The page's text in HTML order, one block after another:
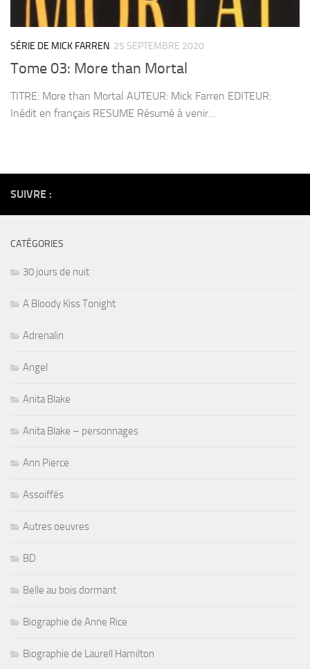
SÉRIE DE MICK FARREN 25 SEPTEMBRE 2020
Tome 03: More than Mortal
TITRE: More than Mortal AUTEUR: Mick Farren EDITEUR:
Inédit en français RESUME Résumé à venir…
SUIVRE :
CATÉGORIES
30 jours de nuit
A Bloody Kiss Tonight
Adrenalin
Angel
Anita Blake
Anita Blake – personnages
Ann Pierce
Assoiffés
Autres oeuvres
BD
Belle au bois dormant
Biographie de Anne Rice
Biographie de Laurell Hamilton